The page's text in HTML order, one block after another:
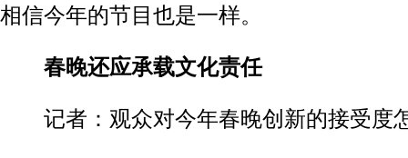
相信今年的节目也是一样。
春晚还应承载文化责任
记者：观众对今年春晚创新的接受度